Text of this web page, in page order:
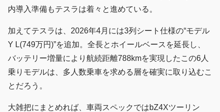
内導入準備もテスラは着々と進めている。
加えてテスラは、2026年4月には3列シート仕様の“モデル
Y L(749万円)”を追加。全長とホイールベースを延長し、
バッテリー増量により航続距離788kmを実現したこの6人
乗りモデルは、多人数乗車を求める層を確実に取り込むこ
とだろう。
大雑把にまとめれば、車両スペックではbZ4Xツーリン